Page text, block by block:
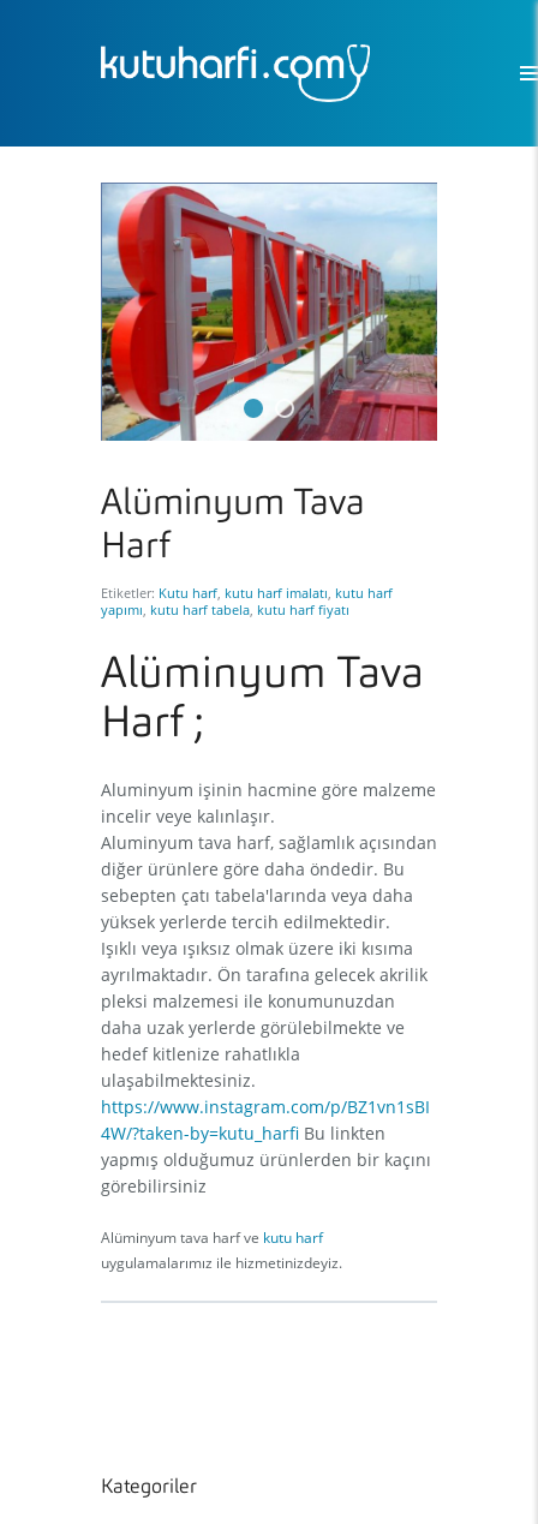
Alüminyum Tava
Harf
Etiketler: Kutu harf kutu harf imalatı kutu harf
yapımı kutu harf tabela kutu harf fiyatı
Alüminyum Tava
Harf ;
Aluminyum işinin hacmine göre malzeme
incelir veye kalınlaşır.
Aluminyum tava harf, sağlamlık açısından
diğer ürünlere göre daha öndedir. Bu
sebepten çatı tabela'larında veya daha
yüksek yerlerde tercih edilmektedir.
Işıklı veya ışıksız olmak üzere iki kısıma
ayrılmaktadır. Ön tarafına gelecek akrilik
pleksi malzemesi ile konumunuzdan
daha uzak yerlerde görülebilmekte ve
hedef kitlenize rahatlıkla
ulaşabilmektesiniz.
https://www.instagram.com/p/BZ1vn1sBI
4W/?taken-by=kutu_harfi Bu linkten
yapmış olduğumuz ürünlerden bir kaçını
görebilirsiniz
Alüminyum tava harf ve kutu harf
uygulamalarımız ile hizmetinizdeyiz.
Kategoriler